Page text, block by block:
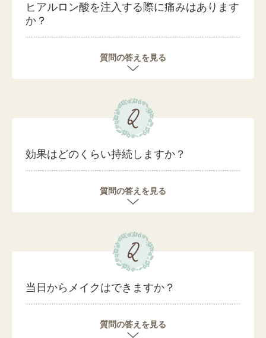
ヒアルロン酸を注入する際に痛みはあります
か？
質問の答えを見る
効果はどのくらい持続しますか？
質問の答えを見る
当日からメイクはできますか？
質問の答えを見る